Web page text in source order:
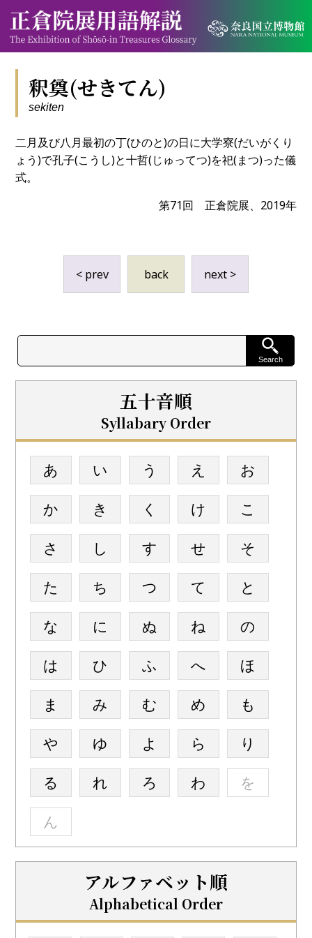
釈奠(せきてん)
sekiten
二月及び八月最初の丁(ひのと)の日に大学寮(だいがくり
ょう)で孔子(こうし)と十哲(じゅってつ)を祀(まつ)った儀
式。
第71回 正倉院展、2019年
< prev back next >
五十音順
Syllabary Order
あ い う え
お
か
き く け
こ
さ
し す せ
そ
た
ち つ て
と
な
に ぬ ね
の
は
ひ ふ へ
ほ
ま
み む め
も
や
ゆ よ ら
り
る
れ ろ わ
を
ん
アルファベット順
Alphabetical Order